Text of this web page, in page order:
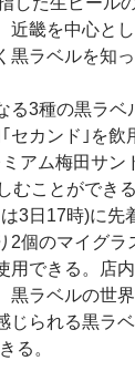
近畿を中心と
黒ラベルを知
3種の黒ラベ
セカンド｣を
アム梅田サン
むことができる
3日17時)に先
2個のマイグラ
用できる。店
黒ラベルの世
じられる黒ラ
る。